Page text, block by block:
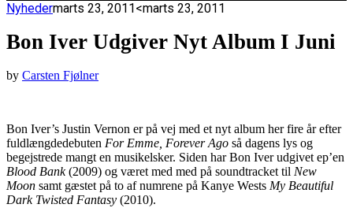
Nyhedermarts 23, 2011<marts 23, 2011
Bon Iver Udgiver Nyt Album I Juni
by Carsten Fjølner
Bon Iver’s Justin Vernon er på vej med et nyt album her fire år efter
fuldlængdedebuten For Emme, Forever Ago så dagens lys og
begejstrede mangt en musikelsker. Siden har Bon Iver udgivet ep’en
Blood Bank(2009) og været med med på soundtracket til New
Moon samt gæstet på to af numrene på Kanye Wests My Beautiful
Dark Twisted Fantasy (2010).